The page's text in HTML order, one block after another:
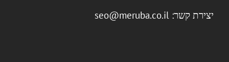
יצירת קשר: seo@meruba.co.il